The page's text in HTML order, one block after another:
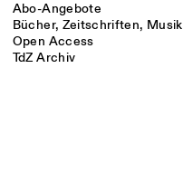
Abo-Angebote
Bücher, Zeitschriften, Musik
Open Access
TdZ Archiv